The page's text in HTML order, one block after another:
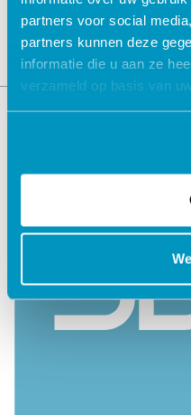
partners voor social
partners kunnen deze
informatie die u aan ze
verzameld op basis van